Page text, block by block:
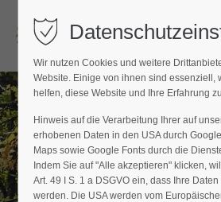
Login
Benutzername (E-Mailadresse)
Passwort
BAUMPFLEGER
Hier finden Sie den
Nähe
Wir nutzen Cookies und weitere
Website. Einige von ihnen sind essenziell,
helfen, diese Website und Ihre Erfahrung
Hinweis auf die Verarbeitung Ihrer auf
erhobenen Daten in den USA durch
Maps sowie Google Fonts durch die
Indem Sie auf "Alle akzeptieren" klicken,
Art. 49 I S. 1 a DSGVO ein, dass Ihre
werden. Die USA werden vom